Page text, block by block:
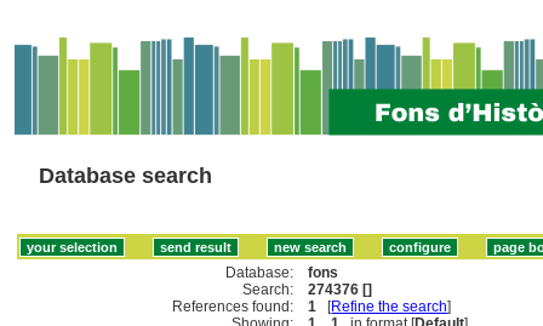
Database search
Database:
fons
Search:
274376 []
References found:
1 [Refine the search]